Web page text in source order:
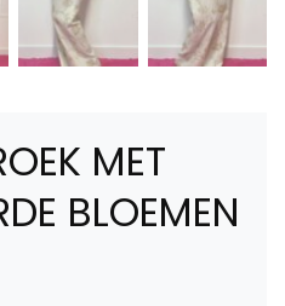
MET
BLOEMEN